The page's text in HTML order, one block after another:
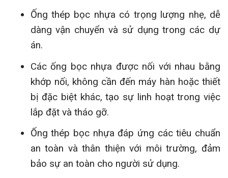
Ống thép bọc nhựa có trọng lượng nhẹ, dễ
dàng vận chuyển và sử dụng trong các dự
án.
Các ống bọc nhựa được nối với nhau bằng
khớp nối, không cần đến máy hàn hoặc thiết
bị đặc biệt khác, tạo sự linh hoạt trong việc
lắp đặt và tháo gỡ.
Ống thép bọc nhựa đáp ứng các tiêu chuẩn
an toàn và thân thiện với môi trường, đảm
bảo sự an toàn cho người sử dụng.